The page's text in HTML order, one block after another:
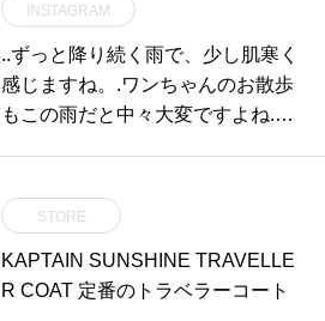
ときのことチーズをのせてこんが
り焼き上げました。きのこは4種
類使っております。えりんぎ、し
めじ、まいたけ、マッシュルー
っ！..あつあつなので寒い日にはぴ
ったりですよ。明日も朝9時から
モーニング営業しております。. ※
ランチ準備のためラストオーダー
は10時半とさせていただいており
INSTAGRAM
..ずっと降り続く雨で、少し肌寒く
感じますね。.ワンちゃんのお散歩
もこの雨だと中々大変ですよね.こ
るナイロンジャケット。.当店の人
気ブランド,【GEORGE】のナイ
ロンジャケットです。.可愛い木の
枝のロゴがワンポイントで入って
STORE
KAPTAIN SUNSHINE TRAVELLE
R COAT 定番のトラベラーコート